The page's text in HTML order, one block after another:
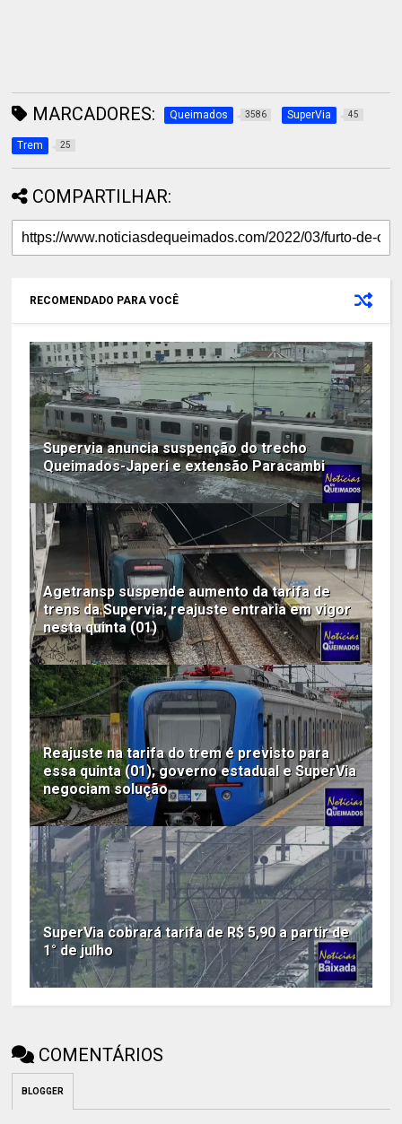
MARCADORES: Queimados 3586 SuperVia 45
Trem 25
COMPARTILHAR:
RECOMENDADO PARA VOCÊ
Supervia anuncia suspenção do trecho
Queimados-Japeri e extensão Paracambi
Agetransp suspende aumento da tarifa de
trens da Supervia; reajuste entraria em vigor
nesta quinta (01)
Reajuste na tarifa do trem é previsto para
essa quinta (01); governo estadual e SuperVia
negociam solução
SuperVia cobrará tarifa de R$ 5,90 a partir de
1° de julho
COMENTÁRIOS
BLOGGER